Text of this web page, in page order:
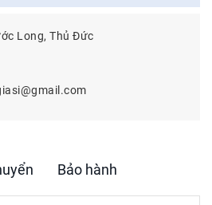
Long, Thủ Đức
Bảo hành